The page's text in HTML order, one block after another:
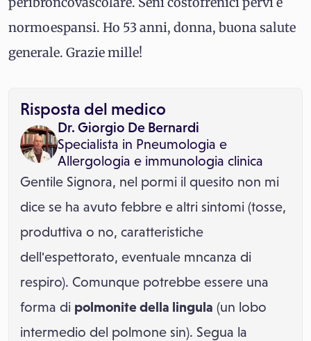
normoespansi. Ho 53 anni, donna, buona salute
generale. Grazie mille!
Risposta del medico
Dr. Giorgio De Bernardi
Specialista in Pneumologia e
Allergologia e immunologia clinica
Gentile Signora, nel pormi il quesito non mi
dice se ha avuto febbre e altri sintomi (tosse,
produttiva o no, caratteristiche
dell'espettorato, eventuale mncanza di
respiro). Comunque potrebbe essere una
forma di polmonite della lingula (un lobo
intermedio del polmone sin). Segua la